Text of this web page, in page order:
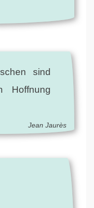
sind
Hoffnung
Jean Jaurès